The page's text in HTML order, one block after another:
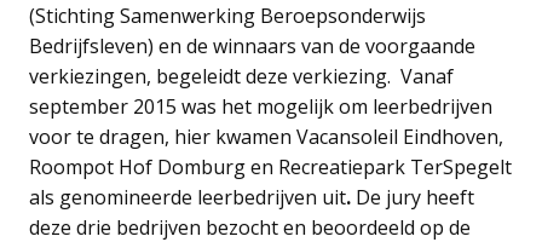
(Stichting Samenwerking Beroepsonderwijs
Bedrijfsleven) en de winnaars van de voorgaande
verkiezingen, begeleidt deze verkiezing. Vanaf
september 2015 was het mogelijk om leerbedrijven
voor te dragen, hier kwamen Vacansoleil Eindhoven,
Roompot Hof Domburg en Recreatiepark TerSpegelt
als genomineerde leerbedrijven uit. De jury heeft
deze drie bedrijven bezocht en beoordeeld op de